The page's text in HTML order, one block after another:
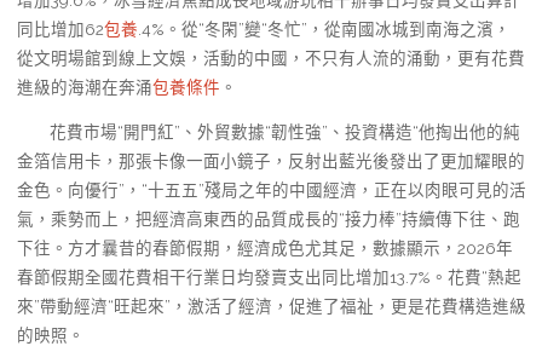
同比增加62包養 .4%。從“冬閑”變“冬忙”，從南國冰城到南海之濱，
從文明場館到線上文娛，活動的中國，不只有人流的涌動，更有花費
進級的海潮在奔涌包養條件 。
花費市場“開門紅”、外貿數據“韌性強”、投資構造“他掏出他的純
金箔信用卡，那張卡像一面小鏡子，反射出藍光後發出了更加耀眼的
金色。向優行”，“十五五”殘局之年的中國經濟，正在以肉眼可見的活
氣，乘勢而上，把經濟高東西的品質成長的“接力棒”持續傳下往、跑
下往。方才曩昔的春節假期，經濟成色尤其足，數據顯示，2026年
春節假期全國花費相干行業日均發賣支出同比增加13.7%。花費“熱起
來”帶動經濟“旺起來”，激活了經濟，促進了福祉，更是花費構造進級
的映照。